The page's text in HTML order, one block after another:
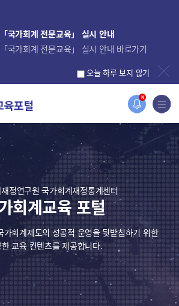
N
국가회계 전문교육」 실시 안내
국가회계 전문교육」 실시 안내 바로가기
오늘 하루 보지 않기
정연구원 국가회계재정통계센터
회계교육 포털
가회계제도의 성공적 운영을 뒷받침하기 위한
한 교육 컨텐츠를 제공합니다.